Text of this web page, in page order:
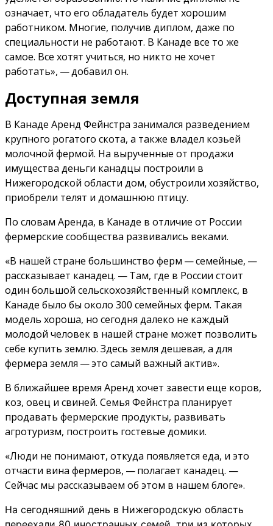
означает, что его обладатель будет хорошим
работником. Многие, получив диплом, даже по
специальности не работают. В Канаде все то же
самое. Все хотят учиться, но никто не хочет
работать», — добавил он.
Доступная земля
В Канаде Аренд Фейнстра занимался разведением
крупного рогатого скота, а также владел козьей
молочной фермой. На вырученные от продажи
имущества деньги канадцы построили в
Нижегородской области дом, обустроили хозяйство,
приобрели телят и домашнюю птицу.
По словам Аренда, в Канаде в отличие от России
фермерские сообщества развивались веками.
«В нашей стране большинство ферм — семейные, —
рассказывает канадец. — Там, где в России стоит
один большой сельскохозяйственный комплекс, в
Канаде было бы около 300 семейных ферм. Такая
модель хороша, но сегодня далеко не каждый
молодой человек в нашей стране может позволить
себе купить землю. Здесь земля дешевая, а для
фермера земля — это самый важный актив».
В ближайшее время Аренд хочет завести еще коров,
коз, овец и свиней. Семья Фейнстра планирует
продавать фермерские продукты, развивать
агротуризм, построить гостевые домики.
«Люди не понимают, откуда появляется еда, и это
отчасти вина фермеров, — полагает канадец. —
Сейчас мы рассказываем об этом в нашем блоге».
На сегодняшний день в Нижегородскую область